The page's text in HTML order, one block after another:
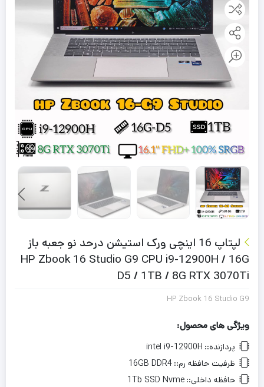
لپتاپ 16 اینچی ورک استیشن درحد نو جعبه باز
HP Zbook 16 Studio G9 CPU i9-12900H / 16G
D5 / 1TB / 8G RTX 3070Ti
HP Zbook 16 Studio G9
ویژگی های محصول:
پردازنده:: intel i9-12900H
ظرفیت حافظه رم:: 16GB DDR4
حافظه داخلی:: 1Tb SSD Nvme